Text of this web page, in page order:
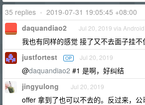
35 replies • 2019-07-31 19:05:45 +08:00
daquandiao2 Jul 20, 2019 via Android
我也有同样的感觉 接了又不去面子挂不
justfortest OP Jul 20, 2019
@daquandiao2 #1 是啊，好纠结
jingyulong Jul 20, 2019
offer 拿到了也可以不去的。反过来，